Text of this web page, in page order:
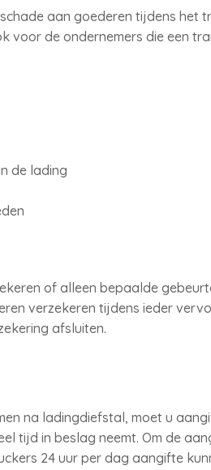
aan goederen tijdens het
de ondernemers die een
de lading
of alleen bepaalde
verzekeren tijdens ieder
afsluiten.
na ladingdiefstal, moet u
tijd in beslag neemt. Om de
24 uur per dag aangifte